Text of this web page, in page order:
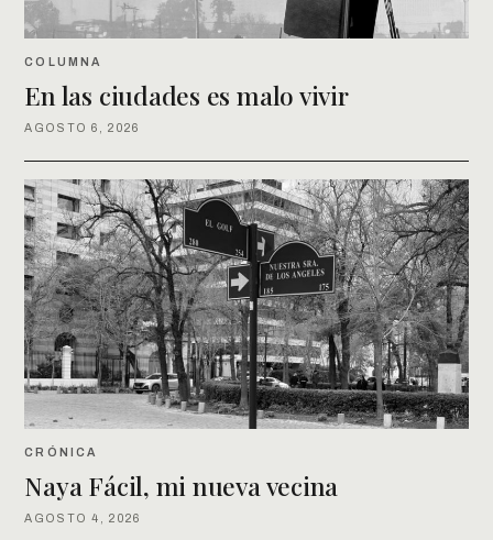
COLUMNA
En las ciudades es malo vivir
AGOSTO 6, 2026
CRÓNICA
Naya Fácil, mi nueva vecina
AGOSTO 4, 2026